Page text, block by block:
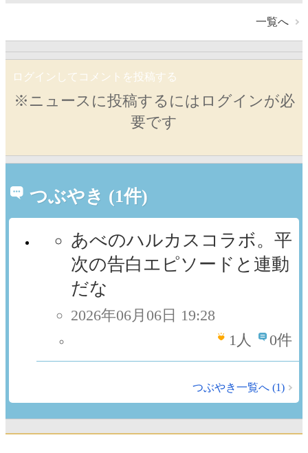
一覧へ
ログインしてコメントを投稿する
※ニュースに投稿するにはログインが必
要です
つぶやき (1件)
あべのハルカスコラボ。平
次の告白エピソードと連動
だな
2026年06月06日 19:28
1 人 0件
つぶやき一覧へ (1)